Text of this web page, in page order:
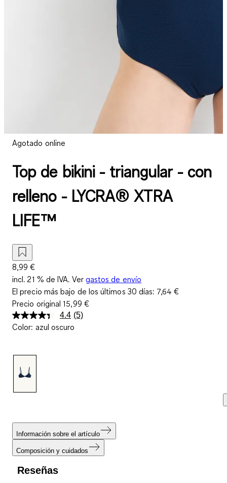
Agotado online
Top de bikini - triangular - con
relleno - LYCRA® XTRA
LIFE™
8,99 €
incl. 21 % de IVA. Ver gastos de envío
El precio más bajo de los últimos 30 días: 7,64 €
Precio original15,99 €
4.4 Lea
5
(5)
Color: azul oscuro
Información sobre el artículo
Composición y cuidados
Reseñas